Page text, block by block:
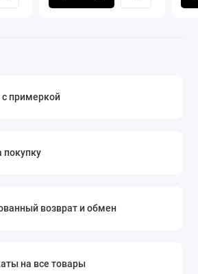
примеркой
покупку
возврат и обмен
на все товары